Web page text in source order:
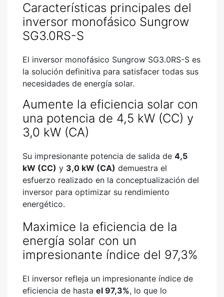
Características principales del
inversor monofásico Sungrow
SG3.0RS-S
El inversor monofásico Sungrow SG3.0RS-S es
la solución definitiva para satisfacer todas sus
necesidades de energía solar.
Aumente la eficiencia solar con
una potencia de 4,5 kW (CC) y
3,0 kW (CA)
Su impresionante potencia de salida de 4,5
kW (CC) y 3,0 kW (CA) demuestra el
esfuerzo realizado en la conceptualización del
inversor para optimizar su rendimiento
energético.
Maximice la eficiencia de la
energía solar con un
impresionante índice del 97,3%
El inversor refleja un impresionante índice de
eficiencia de hasta el 97,3%, lo que lo